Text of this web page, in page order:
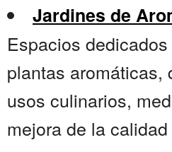
Jardines de
Espacios
plantas aromáticas,
usos culinarios,
mejora de la